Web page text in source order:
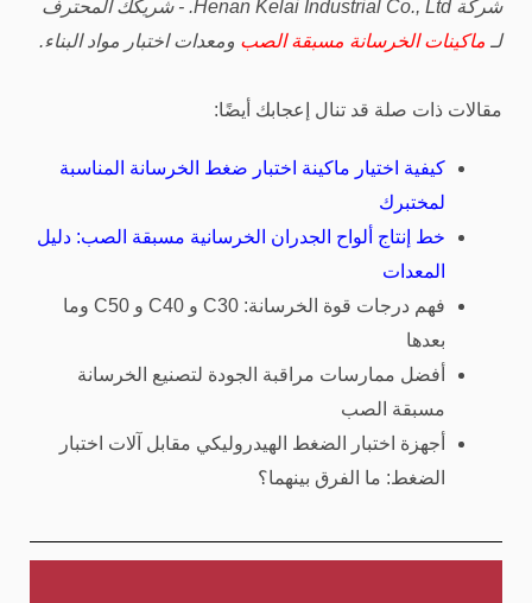
شركة Henan Kelai Industrial Co., Ltd. - شريكك المحترف
لـ ماكينات الخرسانة مسبقة الصب ومعدات اختبار مواد البناء.
مقالات ذات صلة قد تنال إعجابك أيضًا:
كيفية اختيار ماكينة اختبار ضغط الخرسانة المناسبة
لمختبرك
خط إنتاج ألواح الجدران الخرسانية مسبقة الصب: دليل
المعدات
فهم درجات قوة الخرسانة: C30 و C40 و C50 وما
بعدها
أفضل ممارسات مراقبة الجودة لتصنيع الخرسانة
مسبقة الصب
أجهزة اختبار الضغط الهيدروليكي مقابل آلات اختبار
الضغط: ما الفرق بينهما؟